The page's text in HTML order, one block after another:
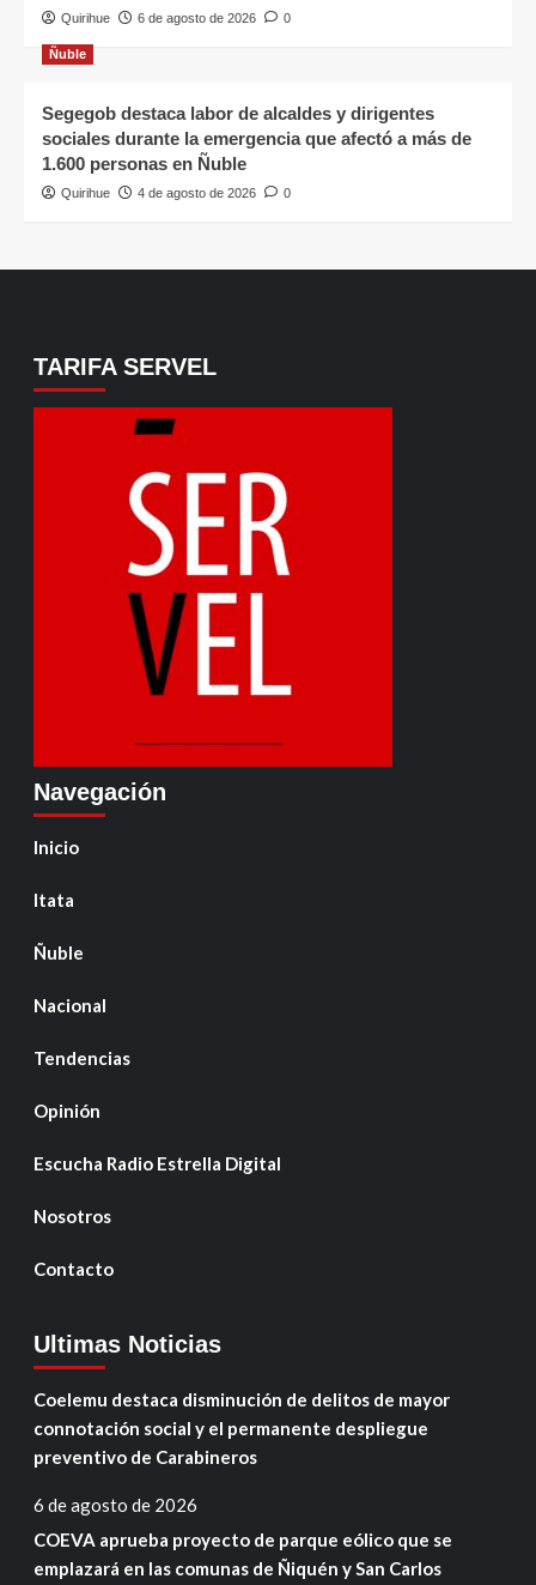
Quirihue 6 de agosto de 2026 0
Ñuble
Segegob destaca labor de alcaldes y dirigentes
sociales durante la emergencia que afectó a más de
1.600 personas en Ñuble
Quirihue 4 de agosto de 2026 0
TARIFA SERVEL
Navegación
Inicio
Itata
Ñuble
Nacional
Tendencias
Opinión
Escucha Radio Estrella Digital
Nosotros
Contacto
Ultimas Noticias
Coelemu destaca disminución de delitos de mayor
connotación social y el permanente despliegue
preventivo de Carabineros
6 de agosto de 2026
COEVA aprueba proyecto de parque eólico que se
emplazará en las comunas de Ñiquén y San Carlos